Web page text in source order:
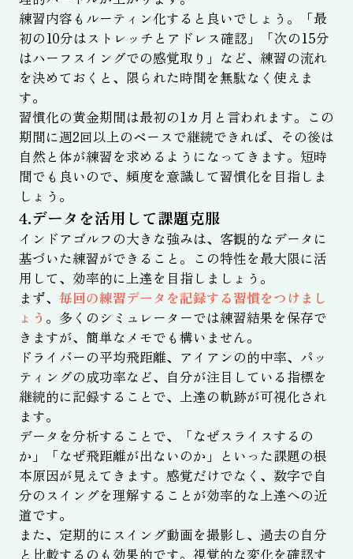
練習内容もルーティン化すると良いでしょう。「最
初の10分はストレッチとアドレス確認」「次の15分
はハーフスイングでの感覚取り」など、練習の流れ
を決めておくと、限られた時間を無駄なく使えま
す。
習慣化の黄金期間は最初の1カ月と言われます。この
期間に週2回以上のペースで継続できれば、その後は
自然と体が練習を求めるようになってきます。短時
間でも良いので、頻度を意識して習慣化を目指しま
しょう。
4.データを活用して課題克服
インドアゴルフの大きな強みは、客観的なデータに
基づいた練習ができること。この特性を最大限に活
用して、効率的に上達を目指しましょう。
まず、 毎回の練習データを記録する習慣をつけまし
ょう 。多くのシミュレーターでは練習結果を保存で
きますが、簡単なメモでも構いません。
ドライバーの平均飛距離、アイアンの的中率、パッ
ティングの成功率など、自分が注目している指標を
継続的に記録することで、上達の軌跡が可視化され
ます。
データを分析することで、「なぜスライスするの
か」「なぜ飛距離が出ないのか」といった課題の根
本原因が見えてきます。感覚だけでなく、数字で自
分のスイングを理解することが効率的な上達への近
道です。
また、定期的にスイング動画を撮影し、過去の自分
と比較するのも効果的です。視覚的な変化を確認す